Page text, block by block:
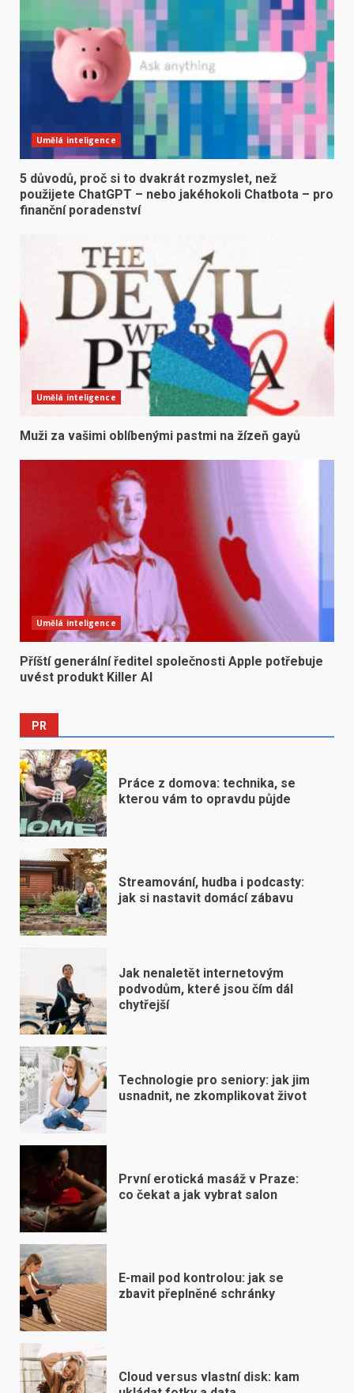
Umělá inteligence
5 důvodů, proč si to dvakrát rozmyslet, než
použijete ChatGPT – nebo jakéhokoli Chatbota – pro
finanční poradenství
Umělá inteligence
Muži za vašimi oblíbenými pastmi na žízeň gayů
Umělá inteligence
Příští generální ředitel společnosti Apple potřebuje
uvést produkt Killer AI
PR
Práce z domova: technika, se
kterou vám to opravdu půjde
Streamování, hudba i podcasty:
jak si nastavit domácí zábavu
Jak nenaletět internetovým
podvodům, které jsou čím dál
chytřejší
Technologie pro seniory: jak jim
usnadnit, ne zkomplikovat život
První erotická masáž v Praze:
co čekat a jak vybrat salon
E-mail pod kontrolou: jak se
zbavit přeplněné schránky
Cloud versus vlastní disk: kam